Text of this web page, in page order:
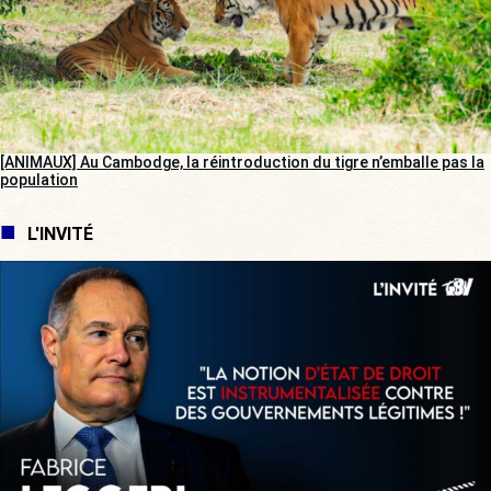
[ANIMAUX] Au Cambodge, la réintroduction du tigre n’emballe pas la
population
L'INVITÉ